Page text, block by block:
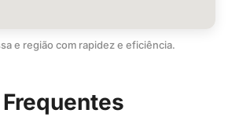
e região com rapidez e eficiência.